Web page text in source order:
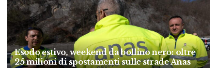
Esodo estivo, weekend da bollino nero: oltre
25 milioni di spostamenti sulle strade Anas